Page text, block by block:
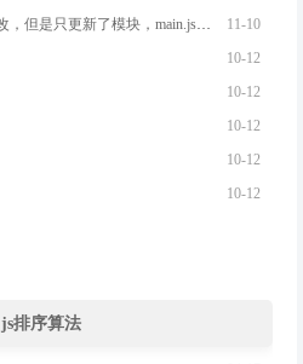
gulp main.js不修改引入模块修改，但是只更新了模块，main.js没修改不更新 11-10
10-12
10-12
10-12
10-12
10-12
js排序算法